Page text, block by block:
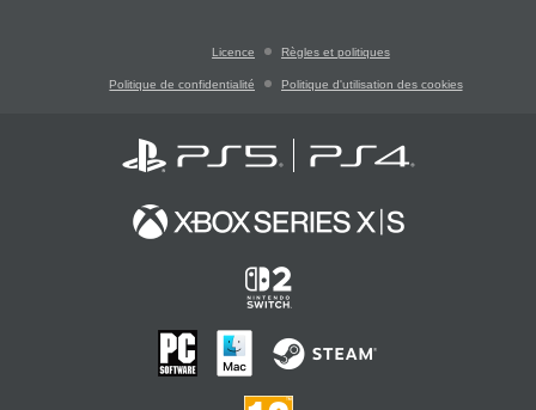
Licence Règles et politiques
Politique de confidentialité Politique d'utilisation des cookies